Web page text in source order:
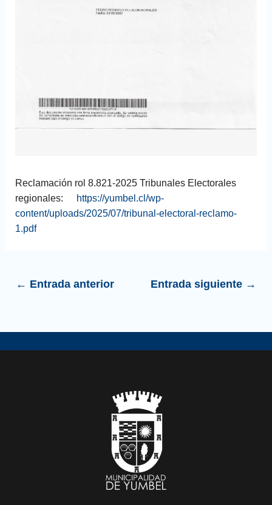
Reclamación rol 8.821-2025 Tribunales Electorales
regionales:
https://yumbel.cl/wp-
content/uploads/2025/07/tribunal-electoral-reclamo-
1.pdf
← Entrada anterior Entrada siguiente →